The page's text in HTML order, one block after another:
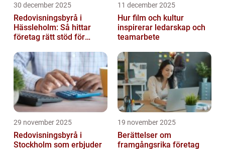
30 december 2025
Redovisningsbyrå i
Hässleholm: Så hittar
företag rätt stöd för
11 december 2025
Hur film och kultur
inspirerar ledarskap och
teamarbete
29 november 2025
Redovisningsbyrå i
Stockholm som erbjuder
19 november 2025
Berättelser om
framgångsrika företag